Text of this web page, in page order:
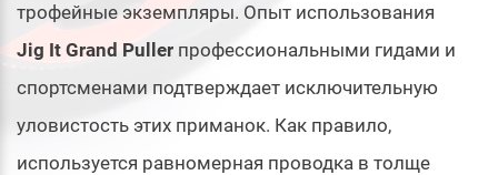
трофейные экземпляры. Опыт использования
Jig It Grand Puller профессиональными гидами и
спортсменами подтверждает исключительную
уловистость этих приманок. Как правило,
используется равномерная проводка в толще